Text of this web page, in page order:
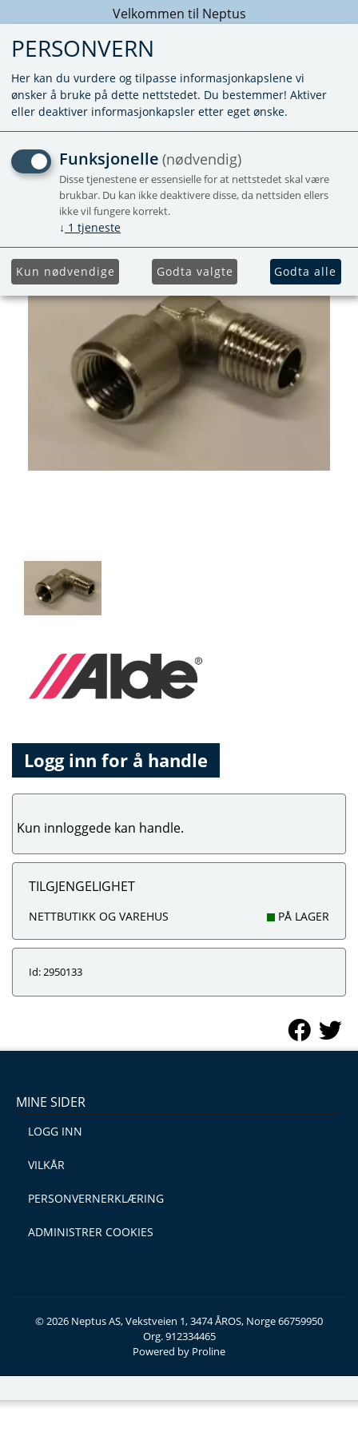
Velkommen til Neptus
ALBUE 1/4"R
Logg inn for å handle
Kun innloggede kan handle.
TILGJENGELIGHET
NETTBUTIKK OG VAREHUS PÅ LAGER
Id: 2950133
MINE SIDER
LOGG INN
VILKÅR
PERSONVERNERKLÆRING
ADMINISTRER COOKIES
© 2026 Neptus AS, Vekstveien 1, 3474 ÅROS, Norge 66759950
Org. 912334465
Powered by Proline
PERSONVERN
Her kan du vurdere og tilpasse informasjonkapslene vi
ønsker å bruke på dette nettstedet. Du bestemmer! Aktiver
eller deaktiver informasjonkapsler etter eget ønske.
Funksjonelle (nødvendig)
Disse tjenestene er essensielle for at nettstedet skal være
brukbar. Du kan ikke deaktivere disse, da nettsiden ellers
ikke vil fungere korrekt.
↓ 1 tjeneste
Kun nødvendige Godta valgte Godta alle